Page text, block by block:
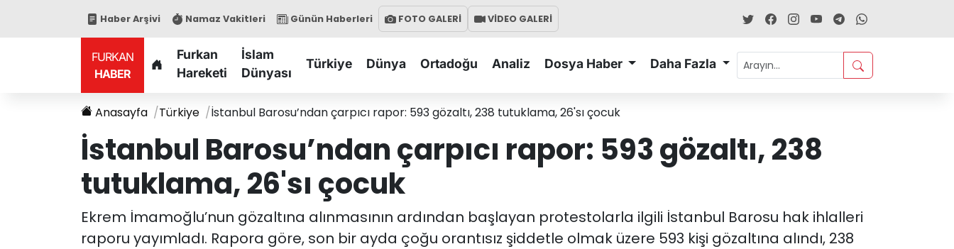
Haber Arşivi Namaz Vakitleri Günün Haberleri FOTO GALERİ VİDEO GALERİ
FURKAN
HABER
Furkan
Hareketi
İslam
Dünyası
Türkiye Dünya Ortadoğu Analiz Dosya Haber Daha Fazla
Anasayfa Türkiye İstanbul Barosu’ndan çarpıcı rapor: 593 gözaltı, 238 tutuklama, 26'sı çocuk
İstanbul Barosu’ndan çarpıcı rapor: 593 gözaltı, 238
tutuklama, 26'sı çocuk
Ekrem İmamoğlu’nun gözaltına alınmasının ardından başlayan protestolarla ilgili İstanbul Barosu hak ihlalleri
raporu yayımladı. Rapora göre, son bir ayda çoğu orantısız şiddetle olmak üzere 593 kişi gözaltına alındı, 238